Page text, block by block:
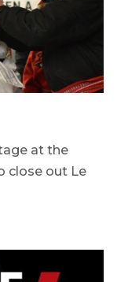
at the
close out Le